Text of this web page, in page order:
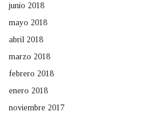
junio 2018
mayo 2018
abril 2018
marzo 2018
febrero 2018
enero 2018
noviembre 2017